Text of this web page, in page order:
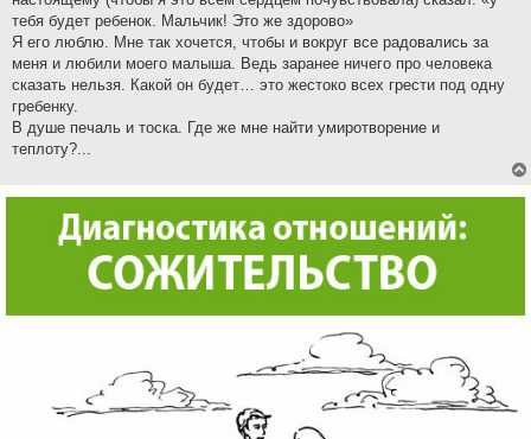
тебя будет ребенок. Мальчик! Это же здорово»
Я его люблю. Мне так хочется, чтобы и вокруг все радовались за
меня и любили моего малыша. Ведь заранее ничего про человека
сказать нельзя. Какой он будет… это жестоко всех грести под одну
гребенку.
В душе печаль и тоска. Где же мне найти умиротворение и
теплоту?...